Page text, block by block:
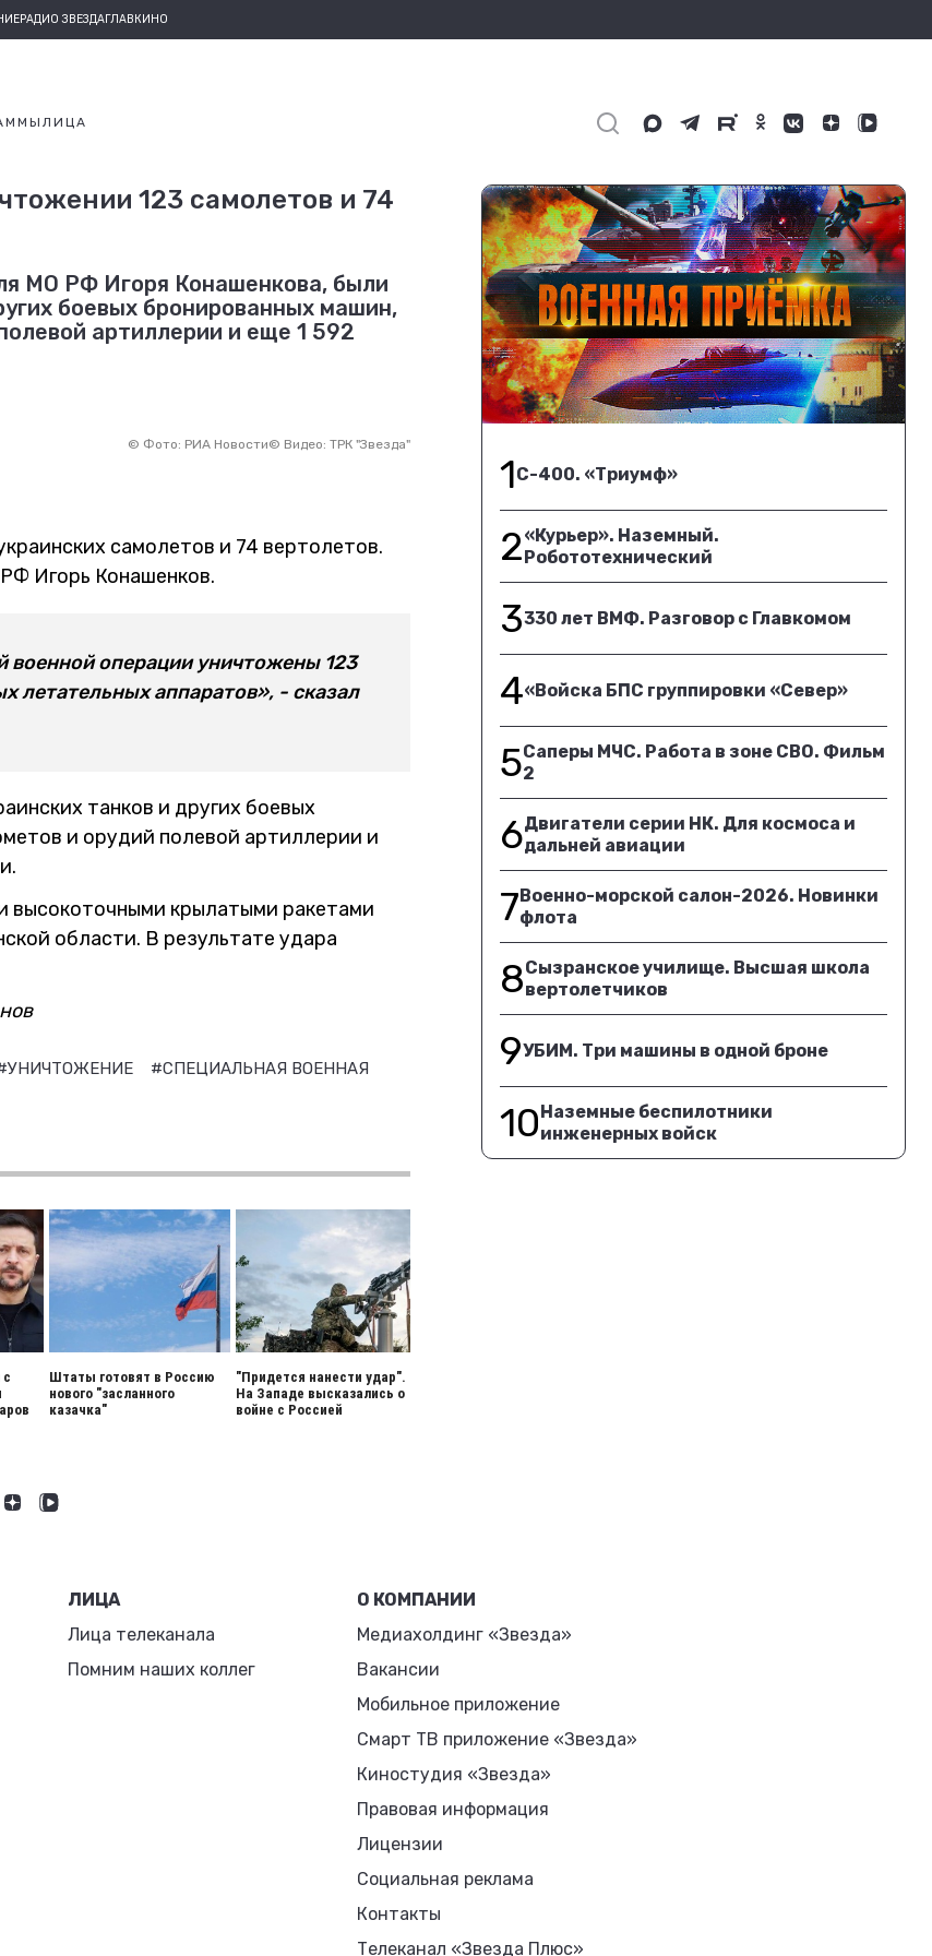
РАДИО ЗВЕЗДАГЛАВКИНО
ЛИЦА
123 самолетов и 74
МО РФ Игоря Конашенкова, были
боевых бронированных машин,
артиллерии и еще 1 592
© Фото: РИА Новости© Видео: ТРК "Звезда"
самолетов и 74 вертолетов.
Игорь Конашенков.
военной операции уничтожены 123
летательных аппаратов», - сказал
танков и других боевых
и орудий полевой артиллерии и
высокоточными крылатыми ракетами
области. В результате удара
#СПЕЦИАЛЬНАЯ ВОЕННАЯ
Штаты готовят в Россию
нового "засланного
казачка"
"Придется нанести удар".
На Западе высказались о
войне с Россией
1С-400. «Триумф»
2«Курьер». Наземный.
Робототехнический
3330 лет ВМФ. Разговор с Главкомом
4«Войска БПС группировки «Север»
5Саперы МЧС. Работа в зоне СВО. Фильм
2
6Двигатели серии НК. Для космоса и
дальней авиации
7Военно-морской салон-2026. Новинки
флота
8Сызранское училище. Высшая школа
вертолетчиков
9УБИМ. Три машины в одной броне
10Наземные беспилотники
инженерных войск
ЛИЦА
Лица телеканала
Помним наших коллег
О КОМПАНИИ
Медиахолдинг «Звезда»
Вакансии
Мобильное приложение
Смарт ТВ приложение «Звезда»
Киностудия «Звезда»
Правовая информация
Лицензии
Социальная реклама
Контакты
Телеканал «Звезда Плюс»